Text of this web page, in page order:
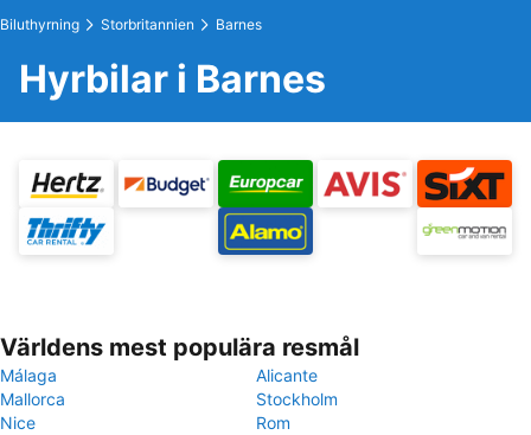
Biluthyrning Storbritannien Barnes
Hyrbilar i Barnes
Världens mest populära resmål
Málaga
Alicante
Mallorca
Stockholm
Nice
Rom